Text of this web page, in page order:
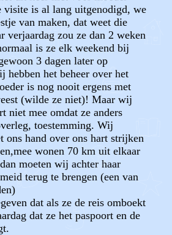
visite is al lang uitgenodigd, we
van maken, dat weet die
verjaardag zou ze dan 2 weken
is ze elk weekend bij
3 dagen later op
hebben het beheer over het
is nog nooit ergens met
(wilde ze niet)! Maar wij
niet mee omdat ze anders
toestemming. Wij
ons hand over ons hart strijken
wonen 70 km uit elkaar
moeten wij achter haar
terug te brengen (een van
dat als ze de reis omboekt
dat ze het paspoort en de